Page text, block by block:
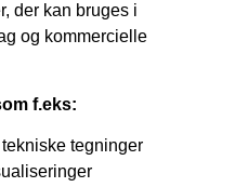
der kan bruges i
og kommercielle
f.eks:
tegninger